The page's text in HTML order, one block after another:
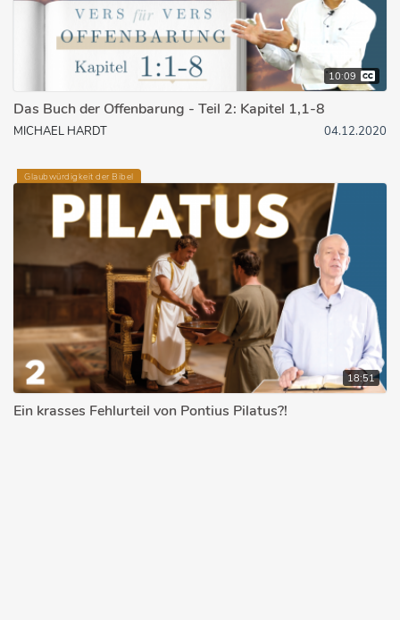
10:09
Das Buch der Offenbarung - Teil 2: Kapitel 1,1-8
MICHAEL HARDT 04.12.2020
Glaubwürdigkeit der Bibel
18:51
Ein krasses Fehlurteil von Pontius Pilatus?!